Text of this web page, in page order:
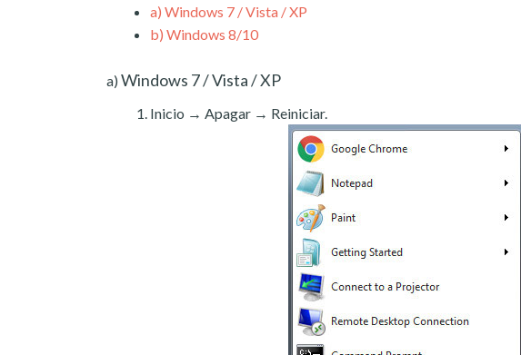
a) Windows 7 / Vista / XP
b) Windows 8/10
a) Windows 7 / Vista / XP
Inicio → Apagar → Reiniciar.